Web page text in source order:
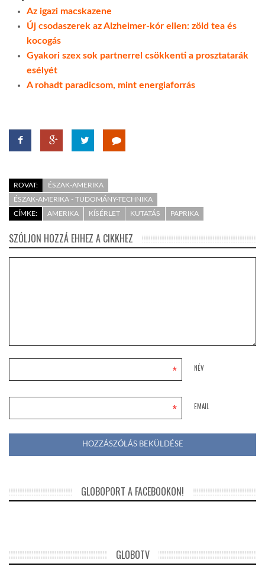
Az igazi macskazene
Új csodaszerek az Alzheimer-kór ellen: zöld tea és
kocogás
Gyakori szex sok partnerrel csökkenti a prosztatarák
esélyét
A rohadt paradicsom, mint energiaforrás
ROVAT:
ÉSZAK-AMERIKA
ÉSZAK-AMERIKA - TUDOMÁNY-TECHNIKA
CÍMKE:
AMERIKA KÍSÉRLET KUTATÁS PAPRIKA
SZÓLJON HOZZÁ EHHEZ A CIKKHEZ
NÉV
*
EMAIL
*
GLOBOPORT A FACEBOOKON!
GLOBOTV